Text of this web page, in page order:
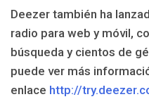
Deezer también ha
radio para web y móvil,
búsqueda y cientos de
puede ver más
enlace http://